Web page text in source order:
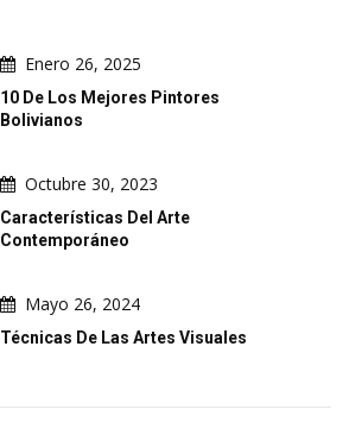
Enero 26, 2025
10 De Los Mejores Pintores
Bolivianos
Octubre 30, 2023
Características Del Arte
Contemporáneo
Mayo 26, 2024
Técnicas De Las Artes Visuales